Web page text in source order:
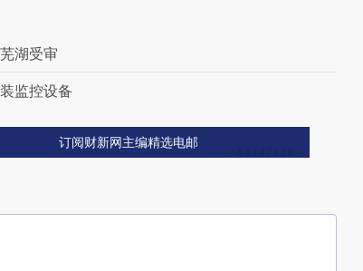
湖受审
监控设备
订阅财新网主编精选电邮